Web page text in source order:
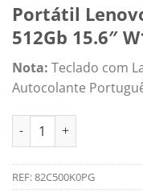
Portátil
512Gb 15.6″
Nota: Teclado com
Autocolante
Quantidade de
REF:82C500K0PG